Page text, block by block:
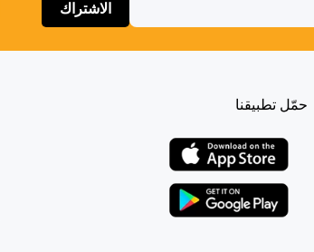
الاشتراك
حمّل تطبيقنا